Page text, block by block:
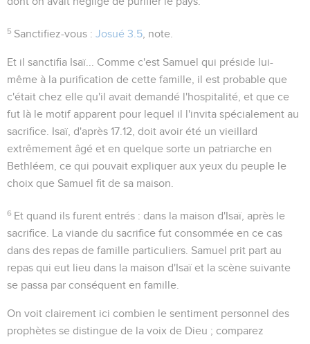
5 Sanctifiez-vous :Josué 3.5 , note.
Et il sanctifia Isaï...
Comme c'est Samuel qui préside lui-
même à la purification de cette famille, il est probable que
c'était chez elle qu'il avait demandé l'hospitalité, et que ce
fut là le motif apparent pour lequel il l'invita spécialement au
sacrifice. Isaï, d'après 17.12 , doit avoir été un vieillard
extrêmement âgé et en quelque sorte un patriarche en
Bethléem, ce qui pouvait expliquer aux yeux du peuple le
choix que Samuel fit de sa maison.
6 Et quand ils furent entrés : dans la maison d'Isaï, après le
sacrifice. La viande du sacrifice fut consommée en ce cas
dans des repas de famille particuliers. Samuel prit part au
repas qui eut lieu dans la maison d'Isaï et la scène suivante
se passa par conséquent en famille.
On voit clairement ici combien le sentiment personnel des
prophètes se distingue de la voix de Dieu ; comparez